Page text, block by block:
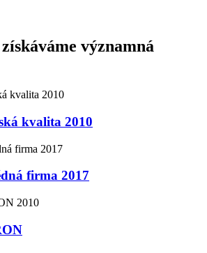
významná
kvalita 2010
firma 2017